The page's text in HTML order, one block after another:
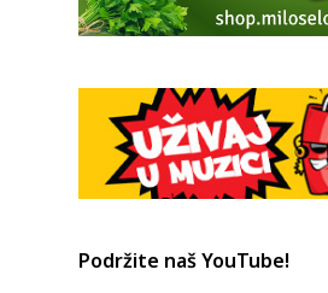
Podržite naš YouTube!